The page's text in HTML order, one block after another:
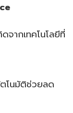
ากเทคโนโลยีที่
โนมัติช่วยลด